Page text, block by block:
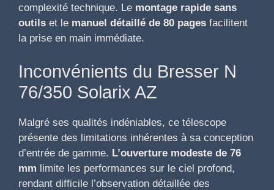
complexité technique. Le montage rapide sans
outils et le manuel détaillé de 80 pages facilitent
la prise en main immédiate.
Inconvénients du Bresser N
76/350 Solarix AZ
Malgré ses qualités indéniables, ce télescope
présente des limitations inhérentes à sa conception
d’entrée de gamme. L’ouverture modeste de 76
mm limite les performances sur le ciel profond,
rendant difficile l’observation détaillée des